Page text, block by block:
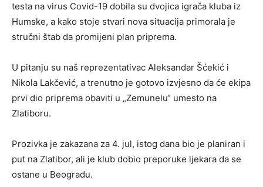
testa na virus Covid-19 dobila su dvojica igrača kluba iz
Humske, a kako stoje stvari nova situacija primorala je
stručni štab da promijeni plan priprema.
U pitanju su naš reprezentativac Aleksandar Šćekić i
Nikola Lakčević, a trenutno je gotovo izvjesno da će ekipa
prvi dio priprema obaviti u „Zemunelu“ umesto na
Zlatiboru.
Prozivka je zakazana za 4. jul, istog dana bio je planiran i
put na Zlatibor, ali je klub dobio preporuke ljekara da se
ostane u Beogradu.